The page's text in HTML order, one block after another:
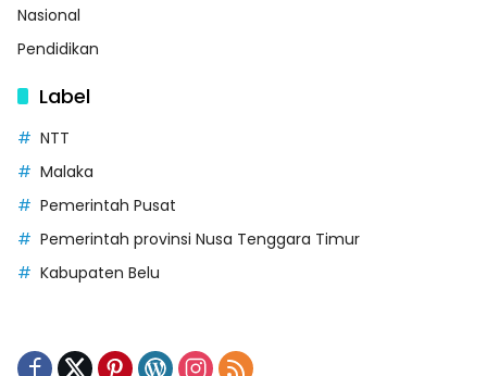
Nasional
Pendidikan
Label
NTT
Malaka
Pemerintah Pusat
Pemerintah provinsi Nusa Tenggara Timur
Kabupaten Belu